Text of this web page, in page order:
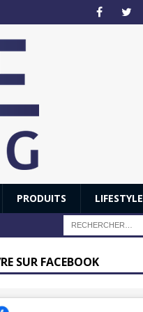
PRODUITS LIFESTYLE
SUR FACEBOOK